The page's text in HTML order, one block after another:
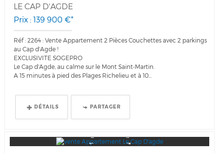
LE CAP D'AGDE
Prix : 139 900 €*
Réf : 2264 : Vente Appartement 2 Pièces Couchettes avec 2 parkings
au Cap d'Agde !
EXCLUSIVITE SOGEPRO
Le Cap d'Agde, au calme sur le Mont Saint-Martin.
A 15 minutes à pied des Plages Richelieu et à 10...
DÉTAILS PARTAGER